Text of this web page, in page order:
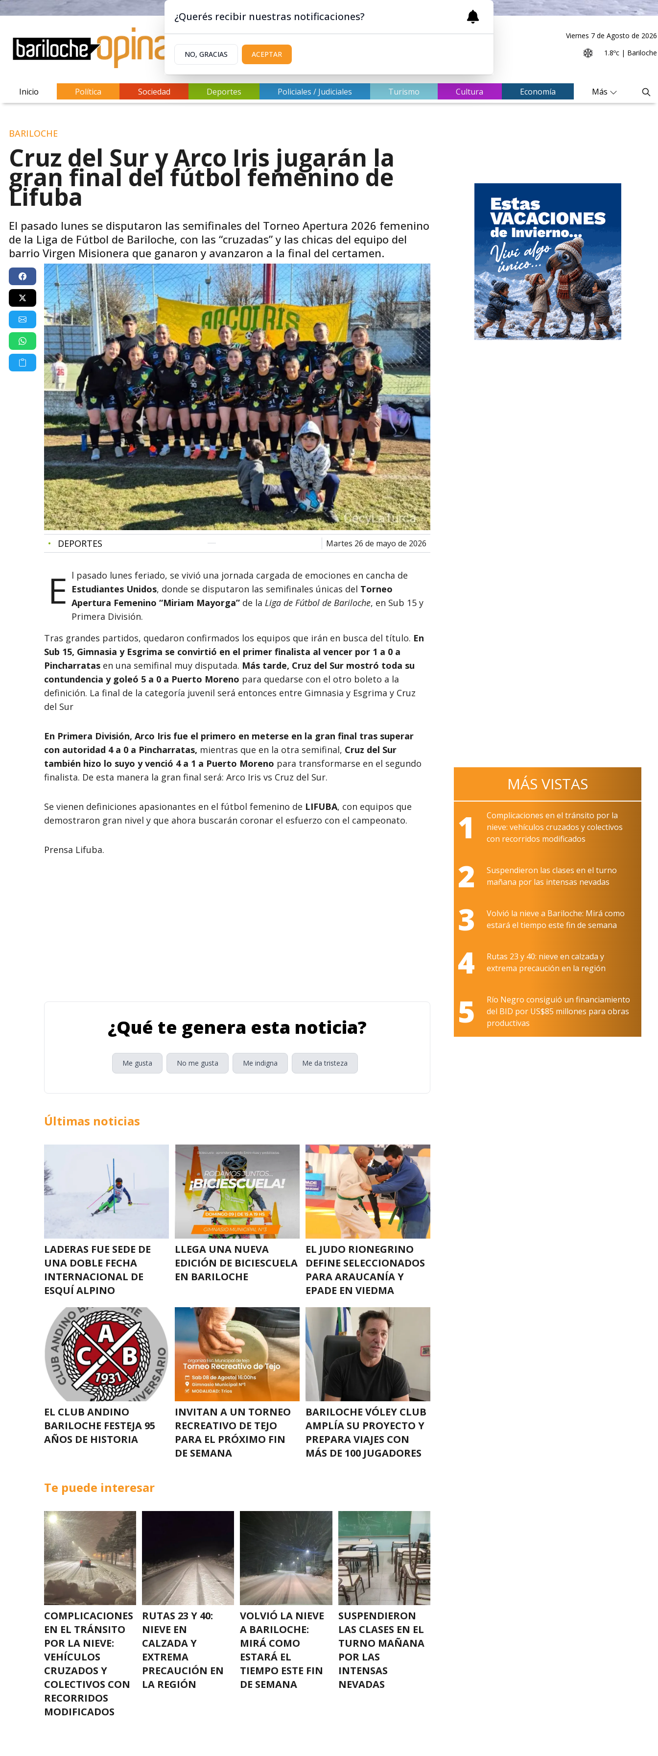
Viernes 7 de Agosto de 2026
1.8ºc | Bariloche
Inicio Política Sociedad Deportes Policiales / Judiciales Turismo Cultura Economía Más
BARILOCHE
Cruz del Sur y Arco Iris jugarán la
gran final del fútbol femenino de
Lifuba
El pasado lunes se disputaron las semifinales del Torneo Apertura 2026 femenino
de la Liga de Fútbol de Bariloche, con las “cruzadas” y las chicas del equipo del
barrio Virgen Misionera que ganaron y avanzaron a la final del certamen.
• DEPORTES martes 26 de mayo de 2026
E l pasado lunes feriado, se vivió una jornada cargada de emociones en cancha de
Estudiantes Unidos, donde se disputaron las semifinales únicas del Torneo
Apertura Femenino “Miriam Mayorga”de la Liga de Fútbol de Bariloche, en Sub 15 y
Primera División.
Tras grandes partidos, quedaron confirmados los equipos que irán en busca del título. En
Sub 15, Gimnasia y Esgrima se convirtió en el primer finalista al vencer por 1 a 0 a
Pincharratasen una semifinal muy disputada. Más tarde, Cruz del Sur mostró toda su
contundencia y goleó 5 a 0 a Puerto Moreno para quedarse con el otro boleto a la
definición. La final de la categoría juvenil será entonces entre Gimnasia y Esgrima y Cruz
del Sur
En Primera División, Arco Iris fue el primero en meterse en la gran final tras superar
con autoridad 4 a 0 a Pincharratas, mientras que en la otra semifinal, Cruz del Sur
también hizo lo suyo y venció 4 a 1 a Puerto Moreno para transformarse en el segundo
finalista. De esta manera la gran final será: Arco Iris vs Cruz del Sur.
Se vienen definiciones apasionantes en el fútbol femenino de LIFUBA, con equipos que
demostraron gran nivel y que ahora buscarán coronar el esfuerzo con el campeonato.
Prensa Lifuba.
¿Qué te genera esta noticia?
Me gusta No me gusta Me indigna Me da tristeza
Últimas noticias
LADERAS FUE SEDE DE
UNA DOBLE FECHA
INTERNACIONAL DE
ESQUÍ ALPINO
LLEGA UNA NUEVA
EDICIÓN DE BICIESCUELA
EN BARILOCHE
EL JUDO RIONEGRINO
DEFINE SELECCIONADOS
PARA ARAUCANÍA Y
EPADE EN VIEDMA
EL CLUB ANDINO
BARILOCHE FESTEJA 95
AÑOS DE HISTORIA
INVITAN A UN TORNEO
RECREATIVO DE TEJO
PARA EL PRÓXIMO FIN
DE SEMANA
BARILOCHE VÓLEY CLUB
AMPLÍA SU PROYECTO Y
PREPARA VIAJES CON
MÁS DE 100 JUGADORES
Te puede interesar
COMPLICACIONES
EN EL TRÁNSITO
POR LA NIEVE:
VEHÍCULOS
CRUZADOS Y
COLECTIVOS CON
RECORRIDOS
MODIFICADOS
RUTAS 23 Y 40:
NIEVE EN
CALZADA Y
EXTREMA
PRECAUCIÓN EN
LA REGIÓN
VOLVIÓ LA NIEVE
A BARILOCHE:
MIRÁ COMO
ESTARÁ EL
TIEMPO ESTE FIN
DE SEMANA
SUSPENDIERON
LAS CLASES EN EL
TURNO MAÑANA
POR LAS
INTENSAS
NEVADAS
MÁS VISTAS
1
Complicaciones en el tránsito por la
nieve: vehículos cruzados y colectivos
con recorridos modificados
2
Suspendieron las clases en el turno
mañana por las intensas nevadas
3
Volvió la nieve a Bariloche: Mirá como
estará el tiempo este fin de semana
4
Rutas 23 y 40: nieve en calzada y
extrema precaución en la región
5
Río Negro consiguió un financiamiento
del BID por US$85 millones para obras
productivas
¿Querés recibir nuestras notificaciones?
NO, GRACIAS ACEPTAR